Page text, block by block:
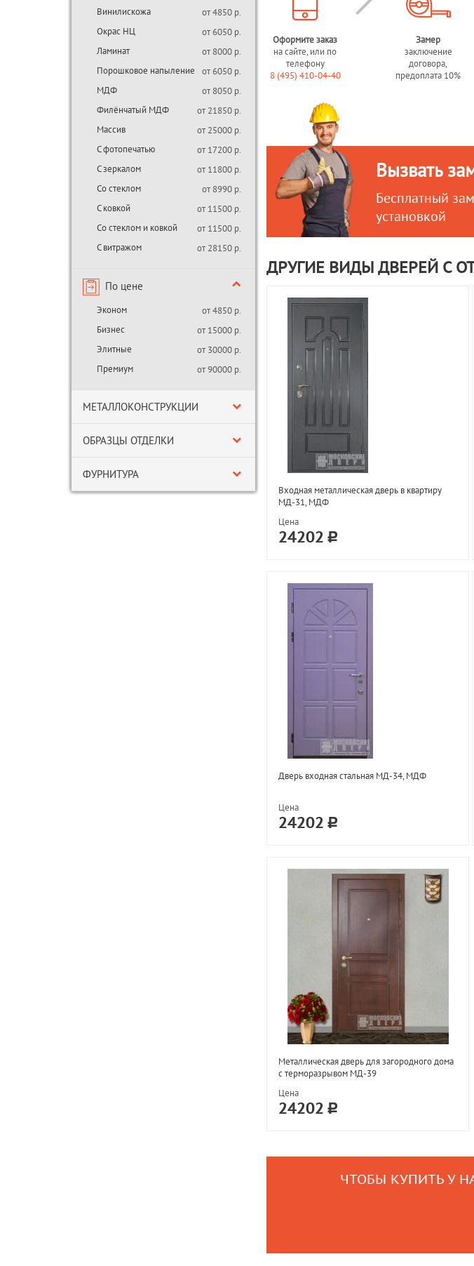
Винилискожа
от 4850 р.
Окрас НЦ
от 6050 р.
Ламинат
от 8000 р.
Порошковое напыление
от 6050 р.
МДФ
от 8050 р.
Филёнчатый МДФ
от 21850 р.
Массив
от 25000 р.
С фотопечатью
от 17200 р.
С зеркалом
от 11800 р.
Со стеклом
от 8990 р.
С ковкой
от 11500 р.
Со стеклом и ковкой
от 11500 р.
С витражом
от 28150 р.
По цене
Эконом
от 4850 р.
Бизнес
от 15000 р.
Элитные
от 30000 р.
Премиум
от 90000 р.
МЕТАЛЛОКОНСТРУКЦИИ
ОБРАЗЦЫ ОТДЕЛКИ
ФУРНИТУРА
Оформите заказ
на сайте, или по
телефону
8 (495) 410-04-40
Замер
заключение
договора,
предоплата 10%
Вызвать
Бесплатный
установкой
ДРУГИЕ ВИДЫ ДВЕРЕЙ С
Входная металлическая дверь в квартиру
МД-31, МДФ
Цена
24202
Дверь входная стальная МД-34, МДФ
Цена
24202
Металлическая дверь для загородного дома
с терморазрывом МД-39
Цена
24202
ЧТОБЫ КУПИТЬ У